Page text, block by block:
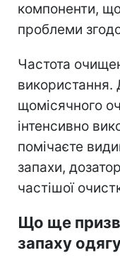
компоненти,
проблеми
Частота
використання.
щомісячного
інтенсивно
помічаєте
запахи,
частішої
Що ще
запаху